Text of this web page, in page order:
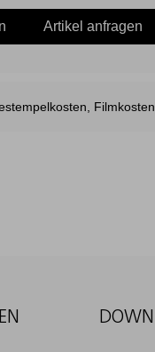
Artikel anfragen